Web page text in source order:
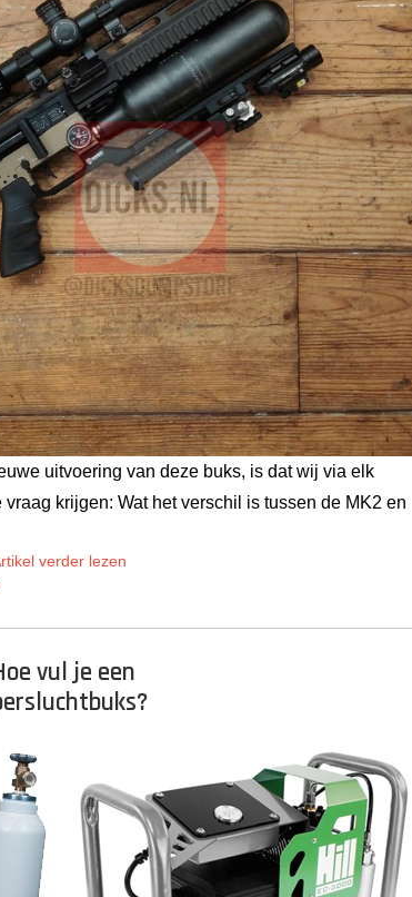
uitvoering van deze buks, is dat wij via elk
krijgen: Wat het verschil is tussen de MK2 en
verder lezen
vul je een